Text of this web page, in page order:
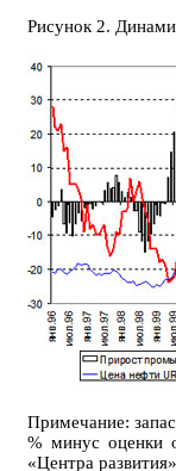
Рисунок 2.
Примечание:
% минус оценки
«Центра развития»